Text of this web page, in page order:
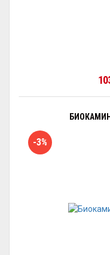
БИОКАМИН
-3%